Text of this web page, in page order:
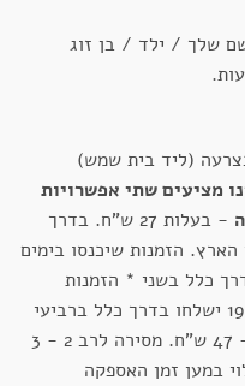
שלך / ילד / בן זוג
(ליד בית שמש)
מציעים שתי אפשרויות
- בעלות 27 ש"ח. בדרך
חלקי הארץ. הזמנות שיכנסו בימים
ב 19:00 ישלחו בדרך כלל בשני * הזמנות
שיכנסו בימים שני ועד שלישי ב 19:00 ישלחו בדרך כלל ברביעי
- 47 ש"ח. מסירה לרב 2 - 3
במען זמן האספקה